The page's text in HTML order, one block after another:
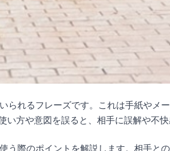
られるフレーズです。これは手紙やメ
方や意図を誤ると、相手に誤解や不快
際のポイントを解説します。相手と